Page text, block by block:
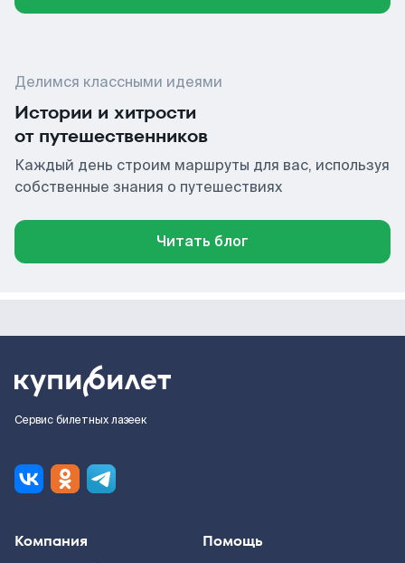
Делимся классными идеями
Истории и хитрости
от путешественников
Каждый день строим маршруты для вас, используя
собственные знания о путешествиях
Читать блог
Сервис билетных лазеек
Компания Помощь